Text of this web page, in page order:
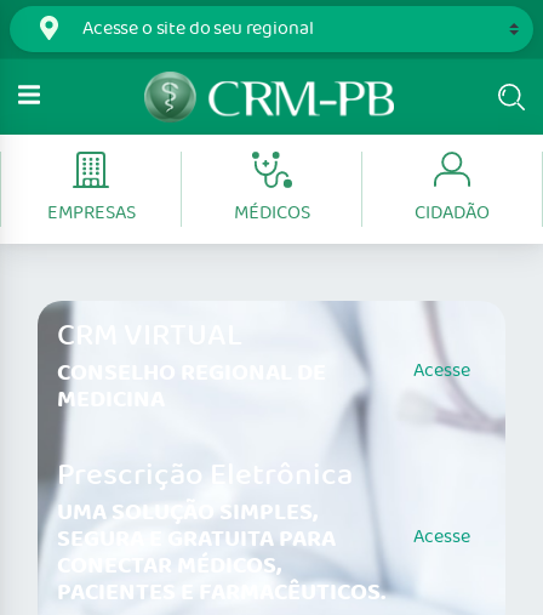
EMPRESAS MÉDICOS CIDADÃO
CRM VIRTUAL
CONSELHO REGIONAL DE
MEDICINA
Acesse
Prescrição Eletrônica
UMA SOLUÇÃO SIMPLES,
SEGURA E GRATUITA PARA
CONECTAR MÉDICOS,
PACIENTES E FARMACÊUTICOS.
Acesse